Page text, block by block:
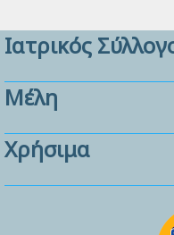
Ιατρικός
Μέλη
Χρήσιμα